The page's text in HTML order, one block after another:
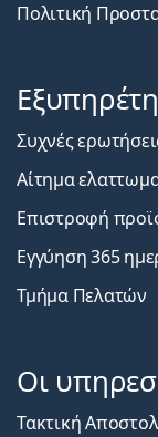
Πολιτική
Συχνές
Αίτημα
Επιστροφή
Εγγύηση 365
Τμήμα Πελατών
Οι
Τακτική